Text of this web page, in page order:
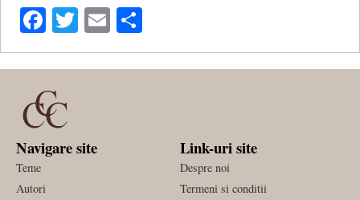
Facebook
Twitter
Email
Navigare site
Teme
Autori
Link-uri site
Despre noi
Termeni si conditii